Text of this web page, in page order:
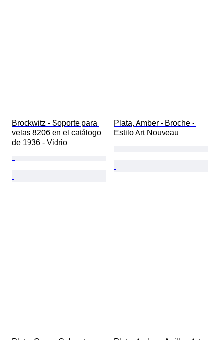
Brockwitz - Soporte para
velas 8206 en el catálogo
de 1936 - Vidrio
Plata, Amber - Broche -
Estilo Art Nouveau